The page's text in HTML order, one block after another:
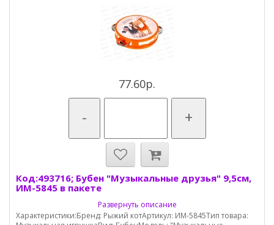
77.60р.
- +
Код:493716; Бубен "Музыкальные друзья" 9,5см,
ИМ-5845 в пакете
Развернуть описание
Характеристики:Бренд: Рыжий котАртикул: ИМ-5845Тип товара: